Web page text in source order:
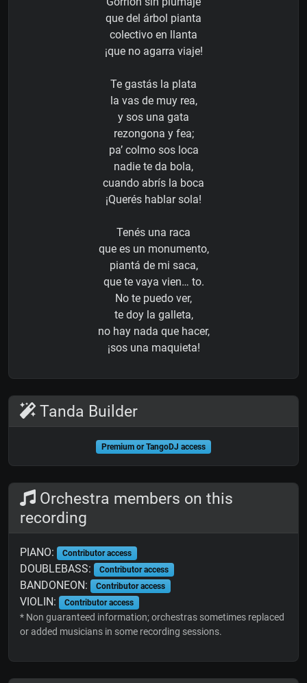
que del árbol pianta
colectivo en llanta
¡que no agarra viaje!
Te gastás la plata
la vas de muy rea,
y sos una gata
rezongona y fea;
pa’ colmo sos loca
nadie te da bola,
cuando abrís la boca
¡Querés hablar sola!
Tenés una raca
que es un monumento,
piantá de mi saca,
que te vaya vien… to.
No te puedo ver,
te doy la galleta,
no hay nada que hacer,
¡sos una maquieta!
Tanda Builder
Premium or TangoDJ access
Orchestra members on this
recording
PIANO: Contributor access
DOUBLEBASS: Contributor access
BANDONEON: Contributor access
VIOLIN: Contributor access
* Non guaranteed information; orchestras sometimes replaced
or added musicians in some recording sessions.